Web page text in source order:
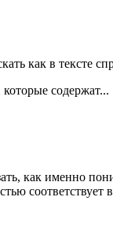
как в тексте
содержат...
как именно
соответствует